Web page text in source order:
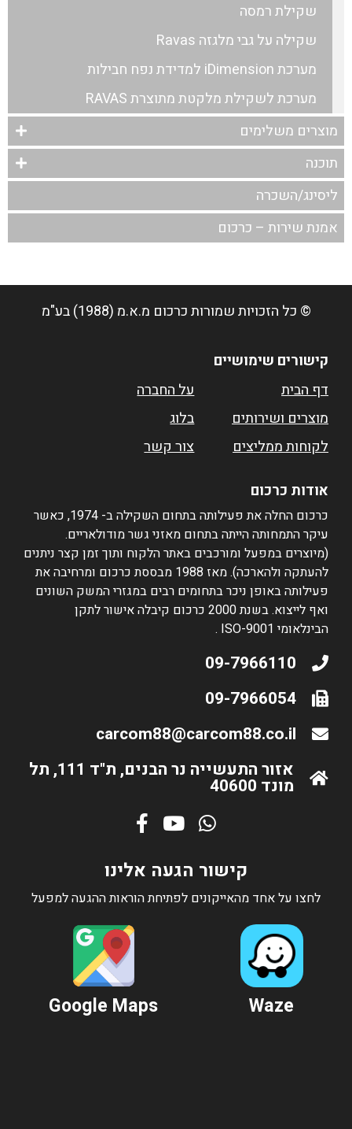
שקילת רמסה
שקילה על גבי מלגזה Ravas
מערכת iDimension למדידת נפח חבילות
מערכת לשקילת מלקטת מתוצרת RAVAS
מוצרים משלימים
תוכנה
ליסינג/השכרה
אמנת שירות – כרכום
© כל הזכויות שמורותכרכום מ.א.מ (1988) בע"מ
קישורים שימושיים
דף הבית
על החברה
מוצרים ושירותים
בלוג
לקוחות ממליצים
צור קשר
אודות כרכום
כרכום החלה את פעילותה בתחום השקילה ב- 1974, כאשר
עיקר התמחותה הייתה בתחום מאזני גשר מודולאריים.
(מיוצרים במפעל ומורכבים באתר הלקוח ותוך זמן קצר ניתנים
להעתקה ולהארכה). מאז 1988 מבססת כרכום ומרחיבה את
פעילותה באופן ניכר בתחומים רבים במגזרי המשק השונים
ואף לייצוא. בשנת 2000 כרכום קיבלה אישור לתקן
הבינלאומי ISO-9001 .
09-7966110
09-7966054
carcom88@carcom88.co.il
אזור התעשייה נר הבנים, ת"ד 111, תל
מונד 40600
קישור הגעה אלינו
לחצו על אחד מהאייקונים לפתיחת הוראות ההגעה למפעל
Waze
Google Maps